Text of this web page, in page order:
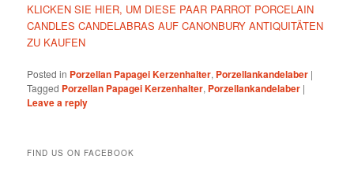
KLICKEN SIE HIER, UM DIESE PAAR PARROT PORCELAIN
CANDLES CANDELABRAS AUF CANONBURY ANTIQUITÄTEN
ZU KAUFEN
Posted in Porzellan Papagei Kerzenhalter, Porzellankandelaber |
Tagged Porzellan Papagei Kerzenhalter, Porzellankandelaber |
Leave a reply
FIND US ON FACEBOOK